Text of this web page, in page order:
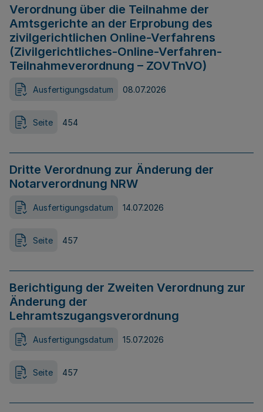
Verordnung über die Teilnahme der
Amtsgerichte an der Erprobung des
zivilgerichtlichen Online-Verfahrens
(Zivilgerichtliches-Online-Verfahren-
Teilnahmeverordnung – ZOVTnVO)
Ausfertigungsdatum 08.07.2026
Seite 454
Dritte Verordnung zur Änderung der
Notarverordnung NRW
Ausfertigungsdatum 14.07.2026
Seite 457
Berichtigung der Zweiten Verordnung zur
Änderung der
Lehramtszugangsverordnung
Ausfertigungsdatum 15.07.2026
Seite 457